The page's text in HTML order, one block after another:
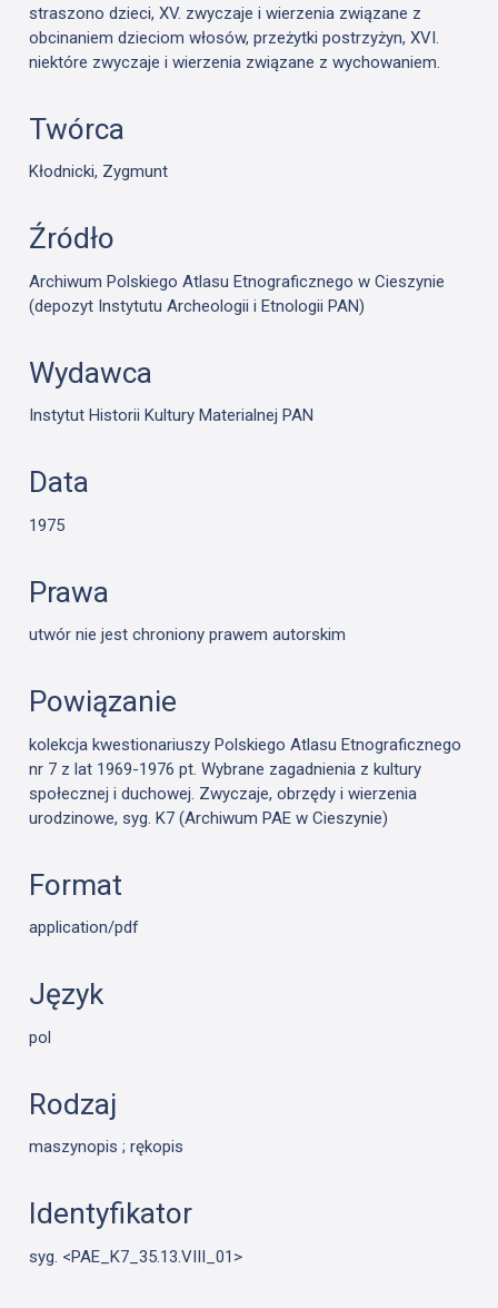
straszono dzieci, XV. zwyczaje i wierzenia związane z
obcinaniem dzieciom włosów, przeżytki postrzyżyn, XVI.
niektóre zwyczaje i wierzenia związane z wychowaniem.
Twórca
Kłodnicki, Zygmunt
Źródło
Archiwum Polskiego Atlasu Etnograficznego w Cieszynie
(depozyt Instytutu Archeologii i Etnologii PAN)
Wydawca
Instytut Historii Kultury Materialnej PAN
Data
1975
Prawa
utwór nie jest chroniony prawem autorskim
Powiązanie
kolekcja kwestionariuszy Polskiego Atlasu Etnograficznego
nr 7 z lat 1969-1976 pt. Wybrane zagadnienia z kultury
społecznej i duchowej. Zwyczaje, obrzędy i wierzenia
urodzinowe, syg. K7 (Archiwum PAE w Cieszynie)
Format
application/pdf
Język
pol
Rodzaj
maszynopis ; rękopis
Identyfikator
syg. <PAE_K7_35.13.VIII_01>